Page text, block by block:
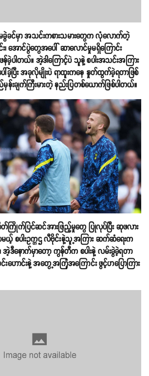
ခွဲခင်မှာ အသင်းကစားသမားတွေက လုံလောက်တဲ့
၊ အောင်ပွဲတွေအပေါ် ဆာလောင်မှုမရှိကြောင်း
ခဲ့ပါတယ်။ အဲ့ဒါကြောင့်ပဲ သူနဲ့ စပါးအသင်းအကြား
ါ်ခဲ့ပြီး အခုလိုမျိုးပဲ ရာထူးကနေ နှုတ်ထွက်ခဲ့ရတာဖြစ်
းချက်ကြီးမားတဲ့ နည်းပြတစ်ယောက်ဖြစ်ပါတယ်။
ြိုက်ပြင်ဆင်အားဖြည့်မှုတွေ ပြုလုပ်ပြီး ဆုဖလား
စပါးဥက္ကဌ လီဗိုင်းနဲ့သူ့အကြား ဆက်ဆံရေးက
ဒီနောက်မှာတော့ ကွန်တီက စပါးနဲ့ လမ်းခွဲခဲ့ရတာ
င်းဟောင်းနဲ့ အတွေ့အကြုံအကြောင်း ဖွင့်ဟပြောကြား